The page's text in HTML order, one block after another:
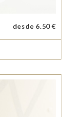
desde 6.50 €